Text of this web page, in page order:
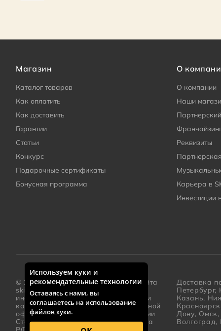
Магазин
Каталог товаров
Как оплатить
Как доставить
Гарантии
Статьи
Конкурс
Подарочные сертификаты
Бонусная программа
О
О компании
Наши
Реквизиты
Карьера в
Инвестиции
Дополнительная информация о компании
© 2005 – 2026 Каталог интернет-сайта
skifmusic.ruносит исключительно
информационный характер и ни при
каких условиях не является публичной
офертой, определяемой положениями
Статьи 437(2) Гражданского кодекса
Доставка
Петербург,
Казань,
Дону,
Волгоград,
Используем куки и
рекомендательные технологии
Оставаясь с нами, вы
соглашаетесь на использование
файлов куки.